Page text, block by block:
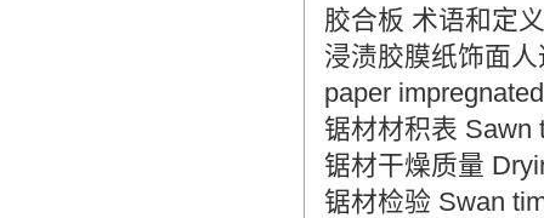
胶合板 术语和定
浸渍胶膜纸饰面
paper
锯材材积表 Sawn
锯材干燥质量
锯材检验 Swan